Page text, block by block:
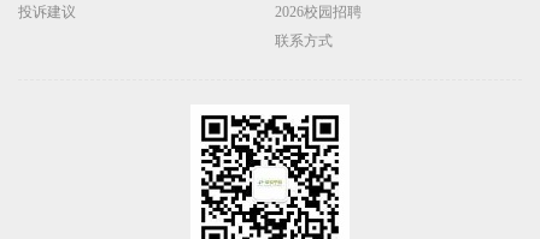
投诉建议
2026校园招聘
联系方式